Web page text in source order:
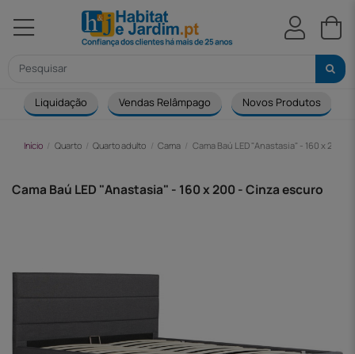
Liquidação Vendas Relâmpago Novos Produtos
Início Quarto Quarto adulto Cama Cama Baú LED "Anastasia" - 160 x 200 -
Cama Baú LED "Anastasia" - 160 x 200 - Cinza escuro